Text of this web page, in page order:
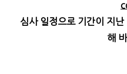
심사 일정으로 기간이 지
해